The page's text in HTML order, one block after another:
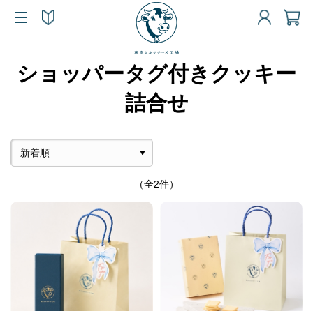
ショッパータグ付きクッキー
詰合せ
（全2件）